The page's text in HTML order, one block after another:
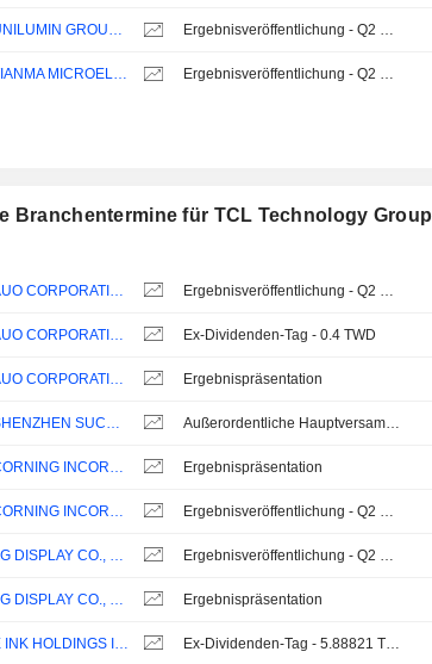
UNILUMIN GROUP CO., LTD Ergebnisveröffentlichung - Q2 2026
TIANMA MICROELECTRONICS CO., LTD. Ergebnisveröffentlichung - Q2 2026
Branchentermine für TCL Technology Group
Ex-Dividenden-Tag - 0.4 TWD
Ergebnispräsentation
Ergebnispräsentation
Ergebnispräsentation